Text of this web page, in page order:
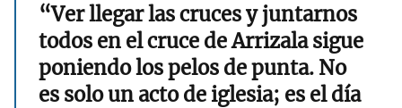
“Ver llegar las cruces y juntarnos
todos en el cruce de Arrizala sigue
poniendo los pelos de punta. No
es solo un acto de iglesia; es el día